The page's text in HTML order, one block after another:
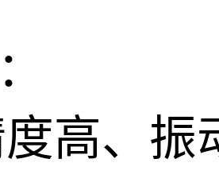
高、振